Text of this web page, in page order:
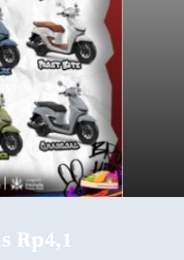
Rp4,1